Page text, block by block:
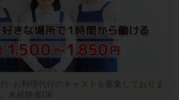
･お料理代行のキャストを募集しておりま
未経験者OK